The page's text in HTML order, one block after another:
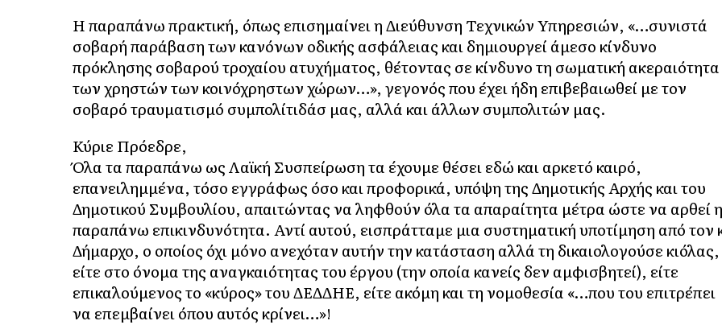
Η παραπάνω πρακτική, όπως επισημαίνει η Διεύθυνση Τεχνικών Υπηρεσιών, «…συνιστά
σοβαρή παράβαση των κανόνων οδικής ασφάλειας και δημιουργεί άμεσο κίνδυνο
πρόκλησης σοβαρού τροχαίου ατυχήματος, θέτοντας σε κίνδυνο τη σωματική ακεραιότητα
των χρηστών των κοινόχρηστων χώρων…», γεγονός που έχει ήδη επιβεβαιωθεί με τον
σοβαρό τραυματισμό συμπολίτιδάσ μας, αλλά και άλλων συμπολιτών μας.
Κύριε Πρόεδρε,
Όλα τα παραπάνω ως Λαϊκή Συσπείρωση τα έχουμε θέσει εδώ και αρκετό καιρό,
επανειλημμένα, τόσο εγγράφως όσο και προφορικά, υπόψη της Δημοτικής Αρχής και του
Δημοτικού Συμβουλίου, απαιτώντας να ληφθούν όλα τα απαραίτητα μέτρα ώστε να αρθεί η
παραπάνω επικινδυνότητα. Αντί αυτού, εισπράτταμε μια συστηματική υποτίμηση από τον
Δήμαρχο, ο οποίος όχι μόνο ανεχόταν αυτήν την κατάσταση αλλά τη δικαιολογούσε κιόλας,
είτε στο όνομα της αναγκαιότητας του έργου (την οποία κανείς δεν αμφισβητεί), είτε
επικαλούμενος το «κύρος» του ΔΕΔΔΗΕ, είτε ακόμη και τη νομοθεσία «…που του επιτρέπει
να επεμβαίνει όπου αυτός κρίνει…»!